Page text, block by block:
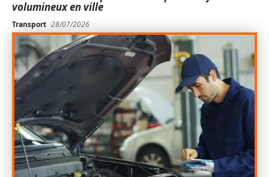
volumineux en ville
Transport 28/07/2026